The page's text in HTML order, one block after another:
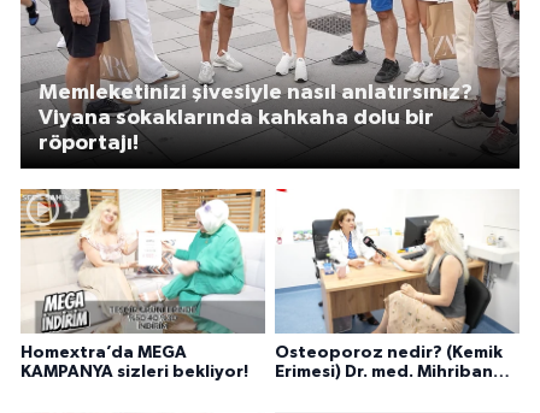
Homextra’da MEGA
KAMPANYA sizleri bekliyor!
Osteoporoz nedir? (Kemik
Erimesi) Dr. med. Mihriban
Memleketinizi şivesiyle nasıl anlatırsınız?
Viyana sokaklarında kahkaha dolu bir
röportajı!